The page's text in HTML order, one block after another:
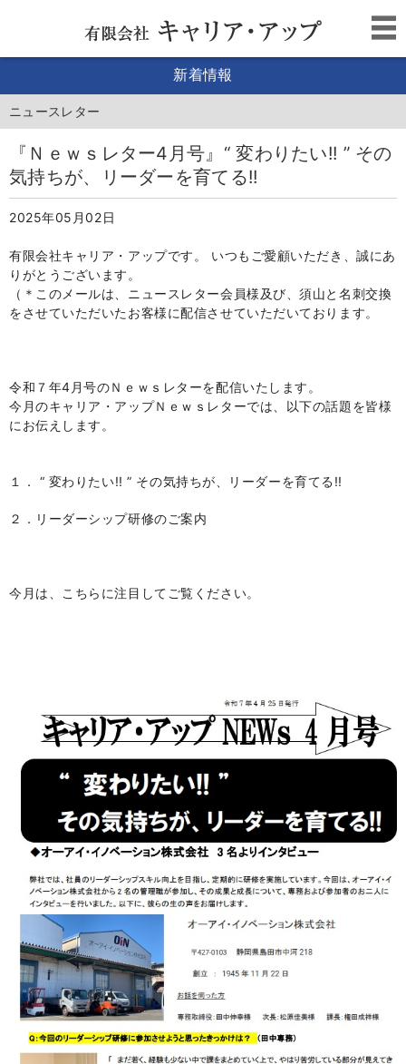
新着情報
ニュースレター
『Ｎｅｗｓレター4月号』“ 変わりたい!! ” その
気持ちが、リーダーを育てる!!
2025年05月02日
有限会社キャリア・アップです。 いつもご愛顧いただき、誠にあ
りがとうございます。
（＊このメールは、ニュースレター会員様及び、須山と名刺交換
をさせていただいたお客様に配信さ せていただいております。
令和７年4月号のＮｅｗｓレターを配信いたします。
今月のキャリア・アップＮｅｗｓレターでは、以下の話題を皆様
にお伝えします。
１． “ 変わりたい!! ” その気持ちが、リーダーを育てる!!
２．リーダーシップ研修のご案内
今月は、こちらに注目してご覧ください。